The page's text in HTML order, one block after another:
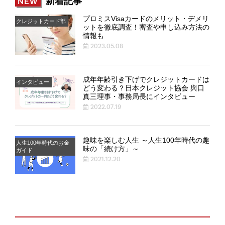
クレジットカード部
プロミスVisaカードのメリット・デメリ
ットを徹底調査！審査や申し込み方法の
情報も
2023.05.08
インタビュー
成年年齢引き下げでクレジットカードは
どう変わる？日本クレジット協会 與口
真三理事・事務局長にインタビュー
2022.07.19
人生100年時代のお金
ガイド
趣味を楽しむ人生 ～人生100年時代の趣
味の「続け方」～
2021.12.20